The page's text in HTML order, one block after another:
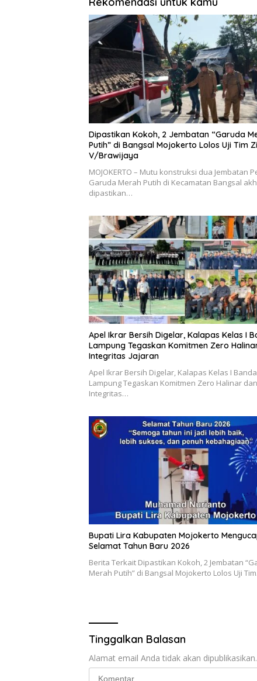
Dipastikan Kokoh, 2 Jembatan “Garuda
Putih” di Bangsal Mojokerto Lolos Uji Tim
V/Brawijaya
MOJOKERTO – Mutu konstruksi dua Jembatan
Garuda Merah Putih di Kecamatan Bangsal
dipastikan…
Apel Ikrar Bersih Digelar, Kalapas Kelas I
Lampung Tegaskan Komitmen Zero
Integritas Jajaran
Apel Ikrar Bersih Digelar, Kalapas Kelas I
Lampung Tegaskan Komitmen Zero Halinar dan
Integritas…
Bupati Lira Kabupaten Mojokerto
Selamat Tahun Baru 2026
Berita Terkait Dipastikan Kokoh, 2 Jembatan
Merah Putih” di Bangsal Mojokerto Lolos Uji
Tinggalkan Balasan
Alamat email Anda tidak akan dipublikasikan.